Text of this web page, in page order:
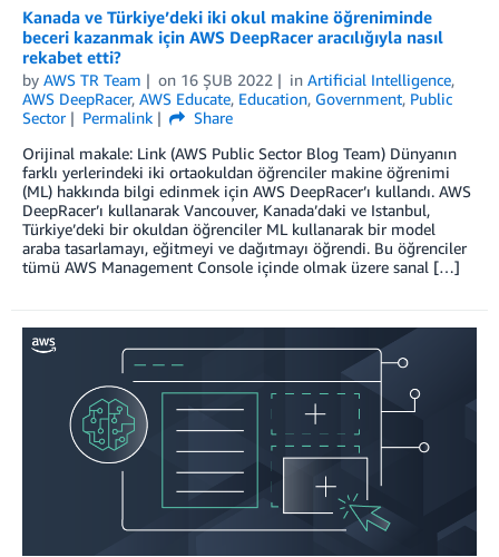
Kanada ve Türkiye’deki iki okul makine öğreniminde
beceri kazanmak için AWS DeepRacer aracılığıyla nasıl
rekabet etti?
by AWS TR Team on 16 ŞUB 2022 in Artificial Intelligence,
AWS DeepRacer, AWS Educate, Education, Government, Public
Sector
Permalink
Share
Orijinal makale: Link (AWS Public Sector Blog Team) Dünyanın
farklı yerlerindeki iki ortaokuldan öğrenciler makine öğrenimi
(ML) hakkında bilgi edinmek için AWS DeepRacer’ı kullandı. AWS
DeepRacer’ı kullanarak Vancouver, Kanada’daki ve Istanbul,
Türkiye’deki bir okuldan öğrenciler ML kullanarak bir model
araba tasarlamayı, eğitmeyi ve dağıtmayı öğrendi. Bu öğrenciler
tümü AWS Management Console içinde olmak üzere sanal […]